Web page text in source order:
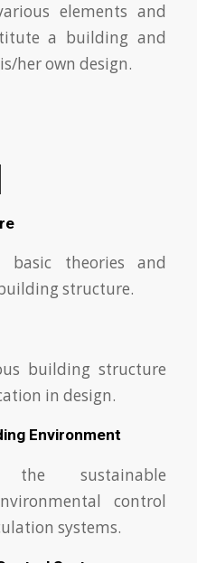
elements and
a building and
her own design.
basic theories and
structure.
building structure
in design.
Environment
the sustainable
control
systems.